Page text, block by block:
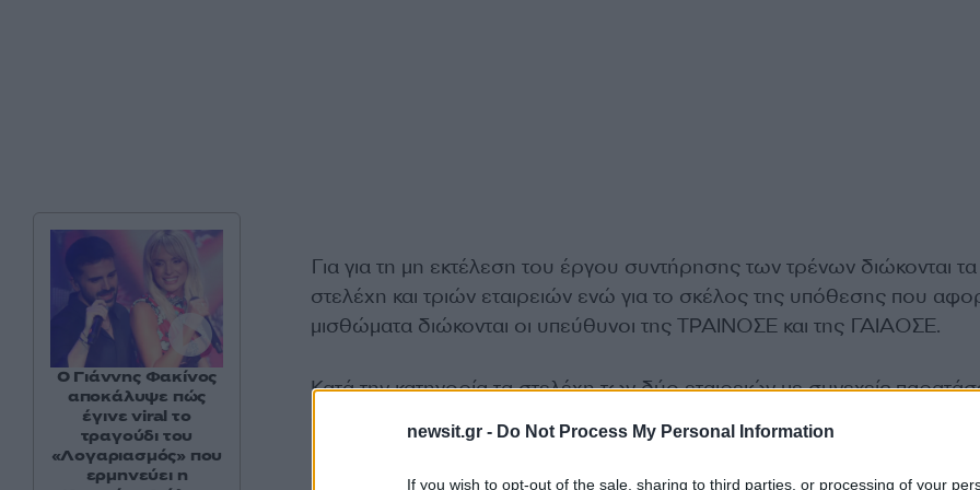
newsit.gr - Do Not Process My Personal Information
If you wish to opt-out of the sale, sharing to third parties, or processing of your
Για για τη μη εκτέλεση του έργου συντήρησης των τρένων διώκονται τα
στελέχη και τριών εταιρειών ενώ για το σκέλος της υπόθεσης που
μισθώματα διώκονται οι υπεύθυνοι της ΤΡΑΙΝΟΣΕ και της ΓΑΙΑΟΣΕ.
Κατά την κατηγορία τα στελέχη των δύο εταιρειών με συνεχείς
στην έναρξη μίσθωσης ακινήτων, δεν φρόντισαν ώστε να εισπραχθούν
μισθώματα με αποτέλεσμα να χαθούν 2,5 εκατ. ευρώ. Η υπόθεση
σε ανακριτή.
Ο Γιάννης Φακίνος
αποκάλυψε πώς
έγινε viral το
τραγούδι του
«Λογαριασμός» που
ερμηνεύει η